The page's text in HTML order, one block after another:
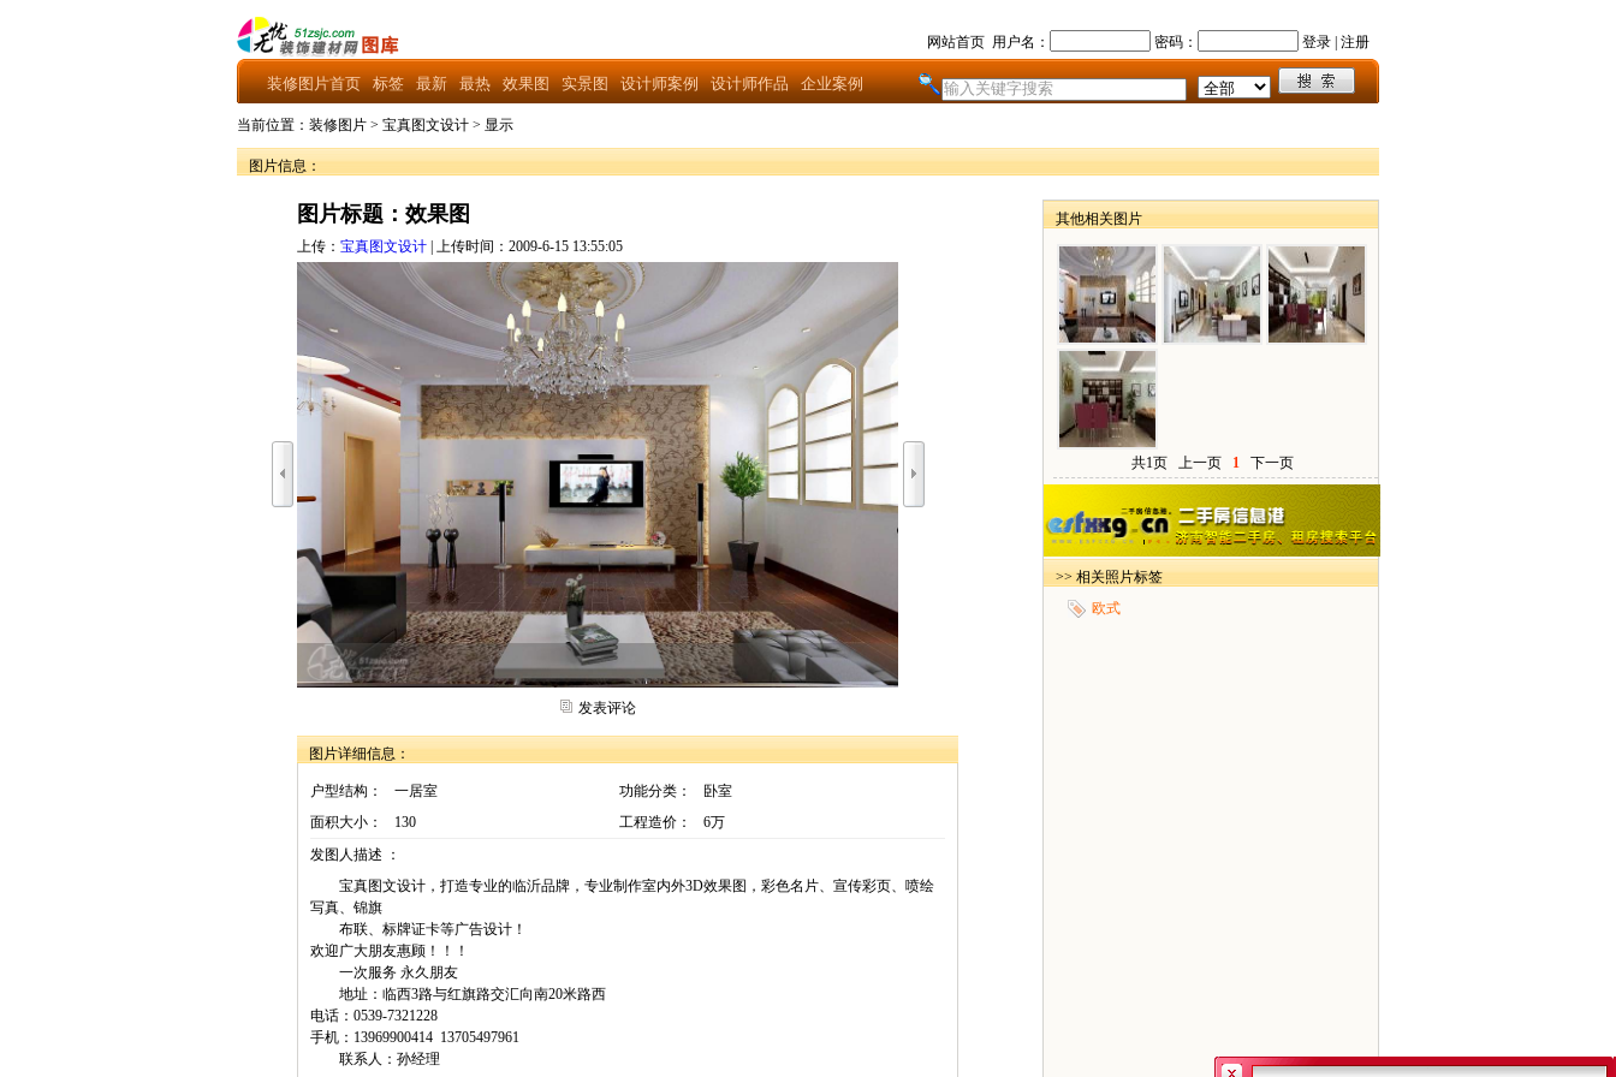
网站首页 用户名： 密码： 登录 | 注册
装修图片首页 标签 最新 最热 效果图 实景图 设计师案例 设计师作品 企业案例
当前位置： 装修图片 > 宝真图文设计 > 显示
图片信息：
图片标题：效果图
上传： 宝真图文设计 | 上传时间：2009-6-15 13:55:05
发表评论
图片详细信息：
户型结构： 一居室 功能分类：
卧室
面积大小：
130 工程造价：
6万
发图人描述 ：
宝真图文设计，打造专业的临沂品牌，专业制作室内外3D效果图，彩色名片、宣传彩页、喷绘
写真、锦旗
布联、标牌证卡等广告设计！
欢迎广大朋友惠顾！！！
一次服务 永久朋友
地址：临西3路与红旗路交汇向南20米路西
电话：0539-7321228
手机：13969900414 13705497961
联系人：孙经理
其他相关图片
共1页 上一页 1 下一页
>> 相关照片标签
欧式